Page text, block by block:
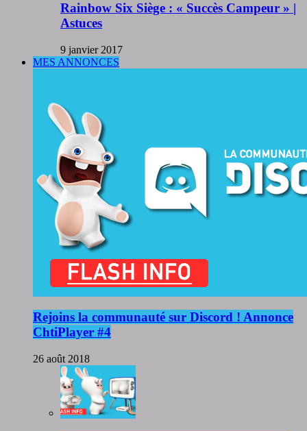
Rainbow Six Siège : « Succès Campeur » |
Astuces
9 janvier 2017
MES ANNONCES
Rejoins la communauté sur Discord ! Annonce
ChtiPlayer #4
26 août 2018